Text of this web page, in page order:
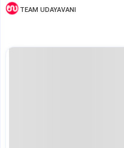
TEAM UDAYAVANI